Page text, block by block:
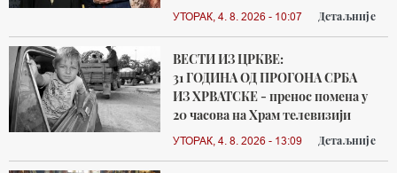
УТОРАК, 4. 8. 2026 - 10:07 Детаљније
ВЕСТИ ИЗ ЦРКВЕ:
31 ГОДИНА ОД ПРОГОНА СРБА
ИЗ ХРВАТСКЕ - пренос помена у
20 часова на Храм телевизији
УТОРАК, 4. 8. 2026 - 13:09 Детаљније